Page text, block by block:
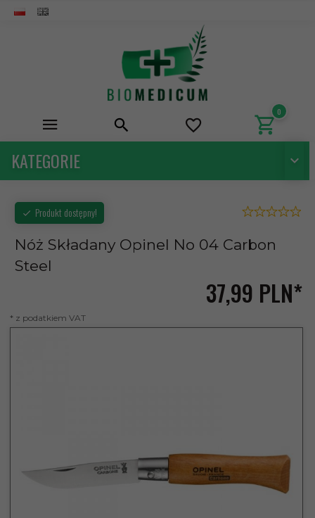
0
KATEGORIE
Produkt dostępny!
Nóż Składany Opinel No 04 Carbon
Steel
37,99 PLN*
* z podatkiem VAT